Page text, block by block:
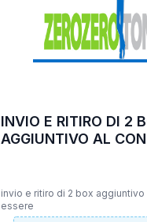
INVIO E RITIRO DI 2
AGGIUNTIVO AL
invio e ritiro di 2 box aggiuntivo
essere